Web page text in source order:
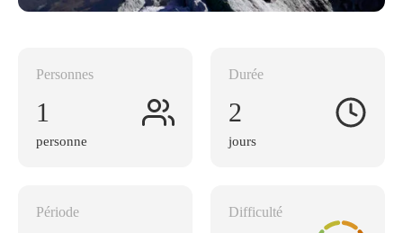
Personnes
1
personne
Durée
2
jours
Période Difficulté